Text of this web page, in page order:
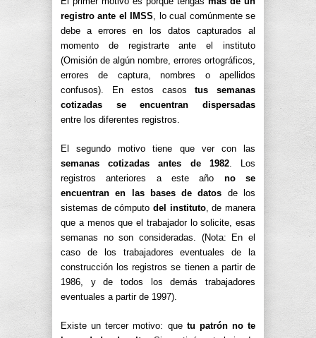
registro ante el IMSS, lo cual comúnmente se
debe a errores en los datos capturados al
momento de registrarte ante el instituto
(Omisión de algún nombre, errores ortográficos,
errores de captura, nombres o apellidos
confusos). En estos casostus semanas
cotizadas se encuentran dispersadas
entre los diferentes registros.
El segundo motivo tiene que ver con las
semanas cotizadas antes de 1982. Los
registros anteriores a este año no se
encuentran en las bases de datos de los
sistemas de cómputo del instituto, de manera
que a menos que el trabajador lo solicite, esas
semanas no son consideradas. (Nota: En el
caso de los trabajadores eventuales de la
construcción los registros se tienen a partir de
1986, y de todos los demás trabajadores
eventuales a partir de 1997).
Existe un tercer motivo: que tu patrón no te